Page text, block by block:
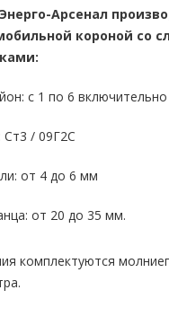
Арсенал
короной со
с 1 по 6 включительно
Ст3 / 09Г2С
от 4 до 6 мм
от 20 до 35 мм.
комплектуются